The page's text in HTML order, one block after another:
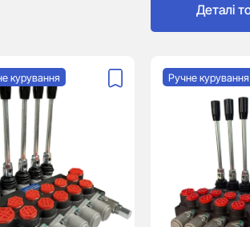
Деталі
курування Ручне курування